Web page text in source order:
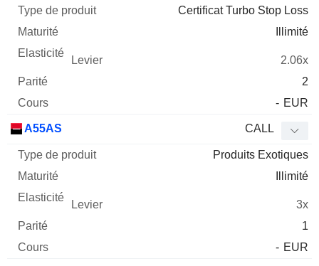
Certificat Turbo Stop Loss
Illimité
2.06x
2
- EUR
A55AS CALL
Produits Exotiques
Illimité
3x
1
- EUR